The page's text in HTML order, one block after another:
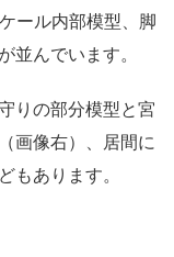
ール内部模型、脚
並んでいます。
りの部分模型と宮
画像右）、居間に
もあります。